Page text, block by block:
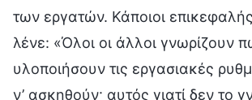
των εργατών. Κάποιοι
λένε: «Όλοι οι άλλοι γνωρίζουν
υλοποιήσουν τις εργασιακές
ν’ ασκηθούν· αυτός γιατί δεν το